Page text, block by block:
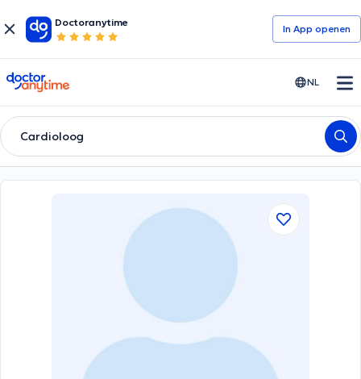
Doctoranytime
In App openen
doctoranytime NL
Cardioloog